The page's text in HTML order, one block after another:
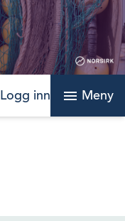
Logg inn menu Meny